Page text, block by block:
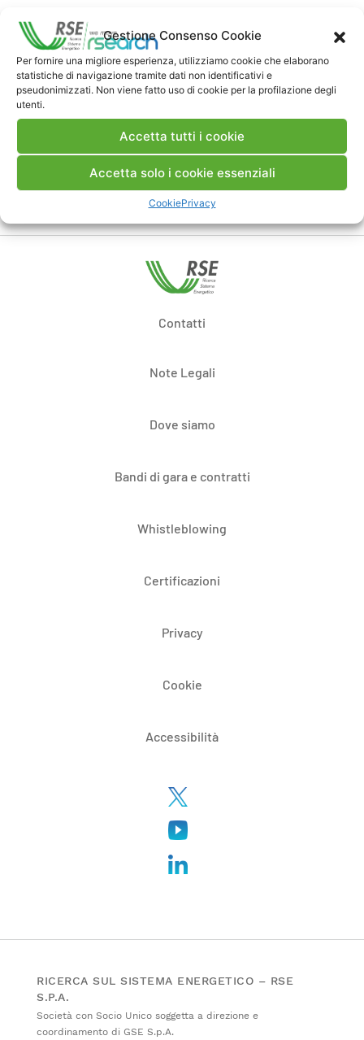
Gestione Consenso Cookie
Per fornire una migliore esperienza, utilizziamo cookie che elaborano
statistiche di navigazione tramite dati non identificativi e
pseudonimizzati. Non viene fatto uso di cookie per la profilazione degli
utenti.
Accetta tutti i cookie
Accetta solo i cookie essenziali
CookiePrivacy
Scarica Rapporto
Commenti
Pubblica un commento
Contatti
Note Legali
Dove siamo
Bandi di gara e contratti
Whistleblowing
Certificazioni
Privacy
Cookie
Accessibilità
RICERCA SUL SISTEMA ENERGETICO – RSE
S.P.A.
Società con Socio Unico soggetta a direzione e
coordinamento di GSE S.p.A.